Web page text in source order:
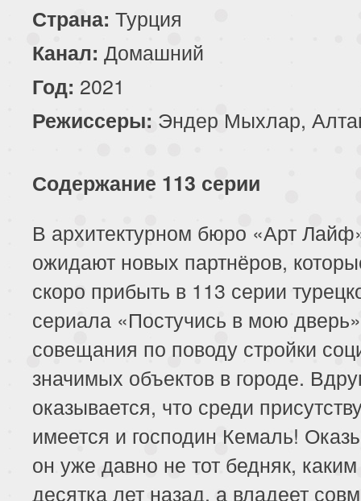
Страна: Турция
Канал: Домашний
Год: 2021
Режиссеры: Эндер Мыхлар,
Содержание 113 серии
В архитектурном бюро «Арт
ожидают новых партнёров,
скоро прибыть в 113 серии
сериала «Постучись в мою
совещания по поводу стройки
значимых объектов в городе.
оказывается, что среди
имеется и господин Кемаль!
он уже давно не тот бедняк,
десятка лет назад, а владеет